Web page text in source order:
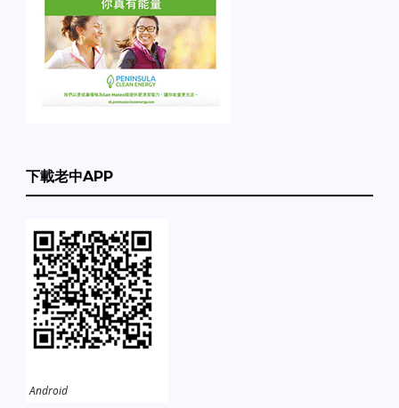
下載老中APP
Android